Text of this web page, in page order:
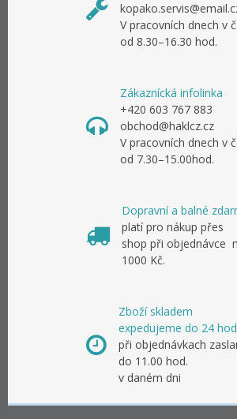
V pracovních dnech v
od 8.30–16.30 hod.
Zákaznícká infolinka
+420 603 767 883
obchod@haklcz.cz
V pracovních dnech v
od 7.30–15.00hod.
Dopravní a balné
platí pro nákup
shop při objednávce
1000 Kč.
Zboží skladem
expedujeme do 24
při objednávkach
do 11.00 hod.
v daném dni